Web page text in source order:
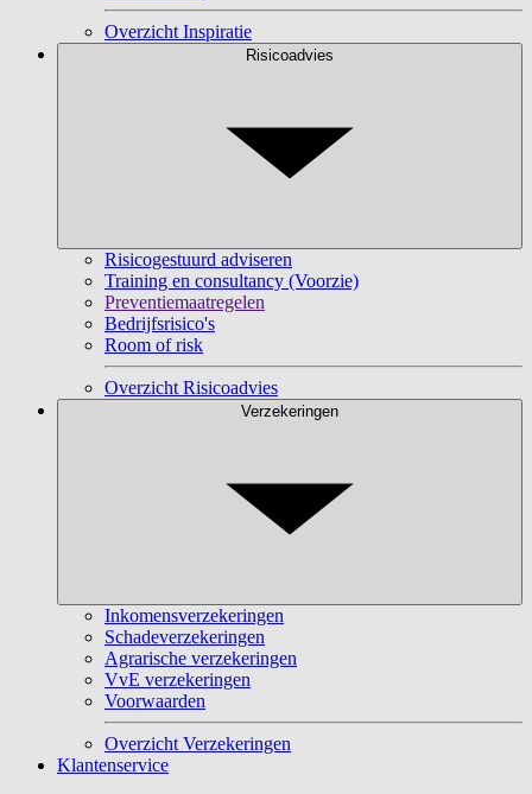
Overzicht Inspiratie
Risicoadvies
Risicogestuurd adviseren
Training en consultancy (Voorzie)
Preventiemaatregelen
Bedrijfsrisico's
Room of risk
Overzicht Risicoadvies
Verzekeringen
Inkomensverzekeringen
Schadeverzekeringen
Agrarische verzekeringen
VvE verzekeringen
Voorwaarden
Overzicht Verzekeringen
Klantenservice